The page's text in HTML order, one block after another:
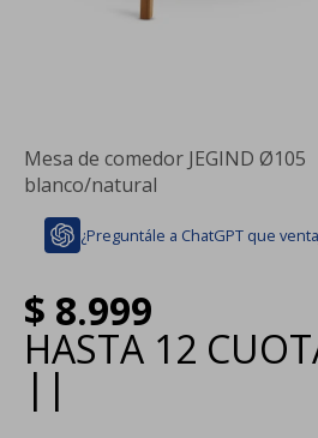
Mesa de comedor JEGIND Ø105
blanco/natural
¿Preguntále a ChatGPT que
$ 8.999
HASTA 12
| |